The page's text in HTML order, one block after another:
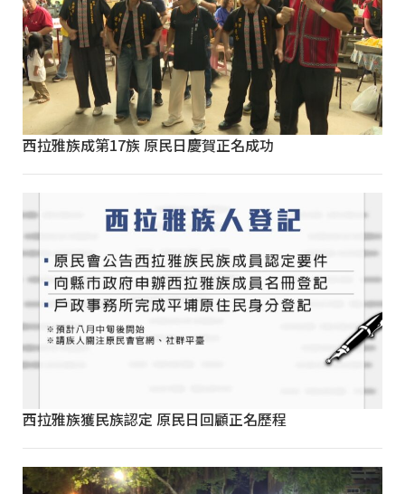
西拉雅族成第17族 原民日慶賀正名成功
西拉雅族獲民族認定 原民日回顧正名歷程